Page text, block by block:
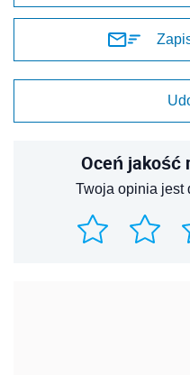
Oceń jakość
Twoja opinia jest